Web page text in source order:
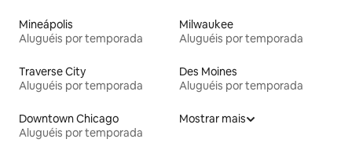
Mineápolis
Aluguéis por temporada
Milwaukee
Aluguéis por temporada
Traverse City
Aluguéis por temporada
Des Moines
Aluguéis por temporada
Downtown Chicago
Aluguéis por temporada
Mostrar mais